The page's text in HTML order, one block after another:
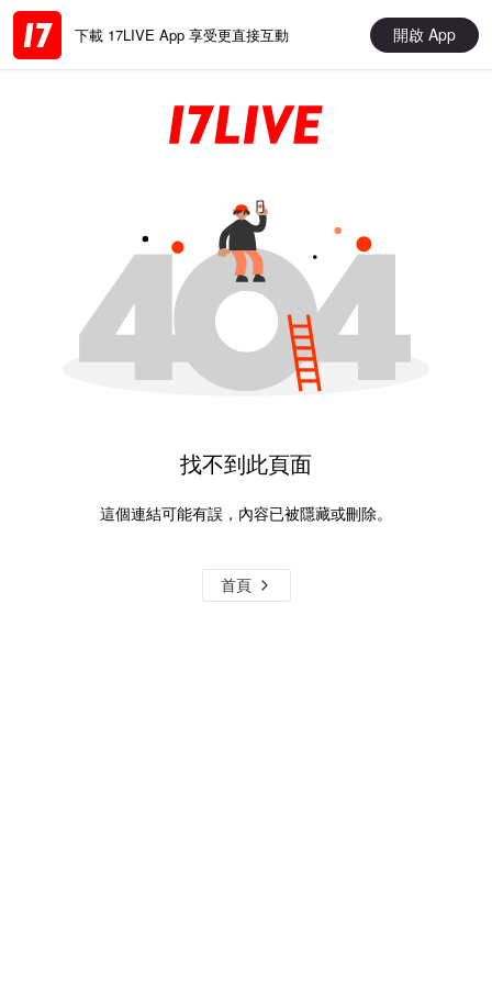
下載 17LIVE App 享受更直接互動 開啟 App
找不到此頁面
這個連結可能有誤，內容已被隱藏或刪除。
首頁